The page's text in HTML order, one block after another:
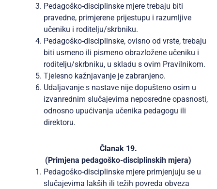
Pedagoško-disciplinske mjere trebaju biti
pravedne, primjerene prijestupu i razumljive
učeniku i roditelju/skrbniku.
Pedagoško-disciplinske, ovisno od vrste, trebaju
biti usmeno ili pismeno obrazložene učeniku i
roditelju/skrbniku, u skladu s ovim Pravilnikom.
Tjelesno kažnjavanje je zabranjeno.
Udaljavanje s nastave nije dopušteno osim u
izvanrednim slučajevima neposredne opasnosti,
odnosno upućivanja učenika pedagogu ili
direktoru.
Članak 19.
(Primjena pedagoško-disciplinskih mjera)
Pedagoško-disciplinske mjere primjenjuju se u
slučajevima lakših ili težih povreda obveza